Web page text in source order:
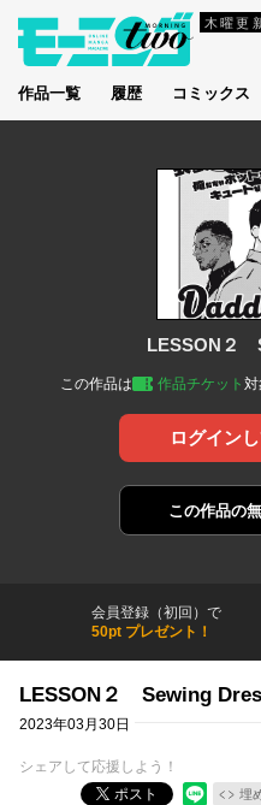
木曜更
作品一覧 履歴 コミックス
LESSON２
この作品は 作品チケット 対
ログイン
この作品の
会員登録（初回）で
50pt プレゼント！
LESSON２ Sewing
2023年03月30日
シェアして応援しよう！
ポスト
埋